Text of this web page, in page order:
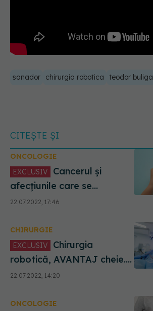
sanador chirurgia robotica teodor buliga
CITEȘTE ȘI
ONCOLOGIE
EXCLUSIV
afecțiunile care se
tratează prin chirurgia
robotică. Buliga: E metoda
22.07.2022, 17:46
CHIRURGIE
EXCLUSIV
robotică, AVANTAJ cheie.
Ce poate face în locul
chirurgului. Buliga: Se
dioxid de carbon, insuflat în
22.07.2022, 14:20
ONCOLOGIE